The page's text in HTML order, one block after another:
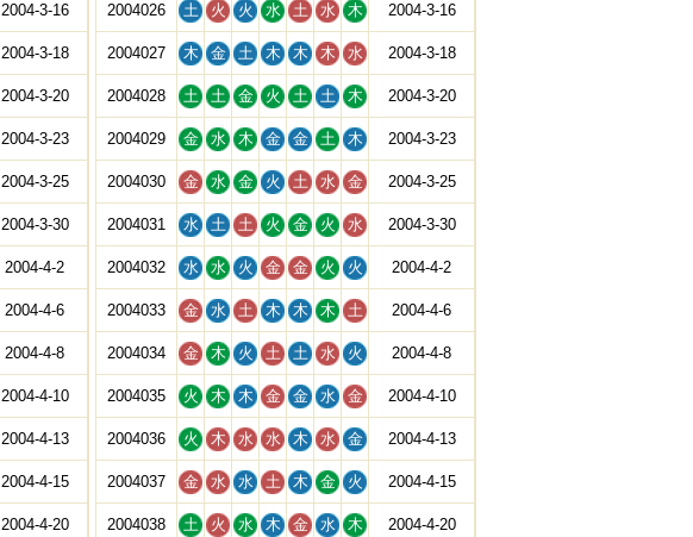
2004-3-16
2004-3-18
2004-3-20
2004-3-23
2004-3-25
2004-3-30
2004-4-2
2004-4-6
2004-4-8
2004-4-10
2004-4-13
2004-4-15
2004-4-20
2004026 土 火 火 水 土 水 木 2004-3-16
2004027 木 金 土 木 木 木 水 2004-3-18
2004028 土 土 金 火 土 土 木 2004-3-20
2004029 金 水 木 金 金 土 木 2004-3-23
2004030 金 水 金 火 土 水 金 2004-3-25
2004031 水 土 土 火 金 火 水 2004-3-30
2004032 水 水 火 金 金 火 火 2004-4-2
2004033 金 水 土 木 木 木 土 2004-4-6
2004034 金 木 火 土 土 水 火 2004-4-8
2004035 火 木 木 金 金 水 金 2004-4-10
2004036 火 木 水 水 木 水 金 2004-4-13
2004037 金 水 水 土 木 金 火 2004-4-15
2004038 土 火 水 木 金 水 木 2004-4-20